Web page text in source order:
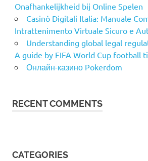
Onafhankelijkheid bij Online Spelen
Casinò Digitali Italia: Manuale
Intrattenimento Virtuale Sicuro e
Understanding global legal
A guide by FIFA World Cup football
Онлайн-казино Pokerdom
RECENT COMMENTS
CATEGORIES